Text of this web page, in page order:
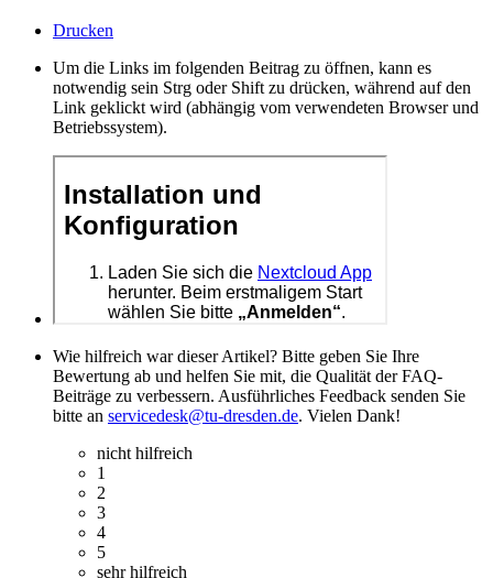
Drucken
Um die Links im folgenden Beitrag zu öffnen, kann es
notwendig sein Strg oder Shift zu drücken, während auf den
Link geklickt wird (abhängig vom verwendeten Browser und
Betriebssystem).
Wie hilfreich war dieser Artikel? Bitte geben Sie Ihre
Bewertung ab und helfen Sie mit, die Qualität der FAQ-
Beiträge zu verbessern. Ausführliches Feedback senden Sie
bitte an servicedesk@tu-dresden.de. Vielen Dank!
nicht hilfreich
1
2
3
4
5
sehr hilfreich